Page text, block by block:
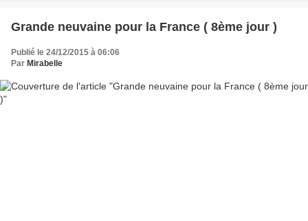
Grande neuvaine pour la France ( 8ème jour )
Publié le 24/12/2015 à 06:06
Par Mirabelle